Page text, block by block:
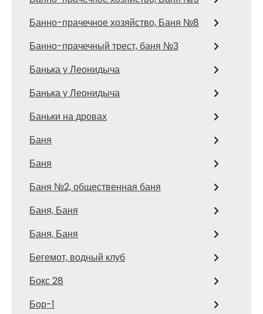
Банно-прачечное хозяйство, Баня №8
Банно-прачечный трест, баня №3
Банька у Леонидыча
Банька у Леонидыча
Баньки на дровах
Баня
Баня
Баня №2, общественная баня
Баня, Баня
Баня, Баня
Бегемот, водный клуб
Бокс 28
Бор-1